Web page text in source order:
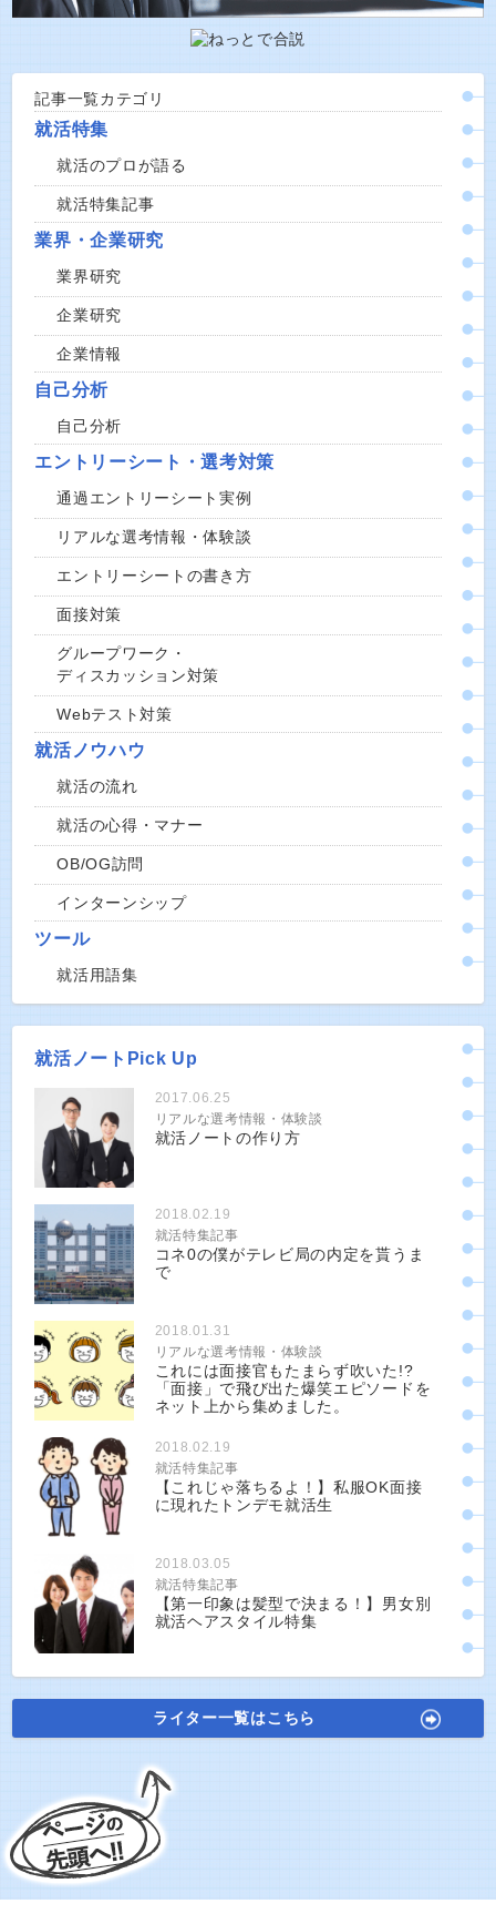
記事一覧カテゴリ
就活特集
就活のプロが語る
就活特集記事
業界・企業研究
業界研究
企業研究
企業情報
自己分析
自己分析
エントリーシート・選考対策
通過エントリーシート実例
リアルな選考情報・体験談
エントリーシートの書き方
面接対策
グループワーク・
ディスカッション対策
Webテスト対策
就活ノウハウ
就活の流れ
就活の心得・マナー
OB/OG訪問
インターンシップ
ツール
就活用語集
就活ノートPick Up
2017.06.25
リアルな選考情報・体験談
就活ノートの作り方
2018.02.19
就活特集記事
コネ0の僕がテレビ局の内定を貰うま
で
2018.01.31
リアルな選考情報・体験談
これには面接官もたまらず吹いた!?
「面接」で飛び出た爆笑エピソードを
ネット上から集めました。
2018.02.19
就活特集記事
【これじゃ落ちるよ！】私服OK面接
に現れたトンデモ就活生
2018.03.05
就活特集記事
【第一印象は髪型で決まる！】男女別
就活ヘアスタイル特集
ライター一覧はこちら